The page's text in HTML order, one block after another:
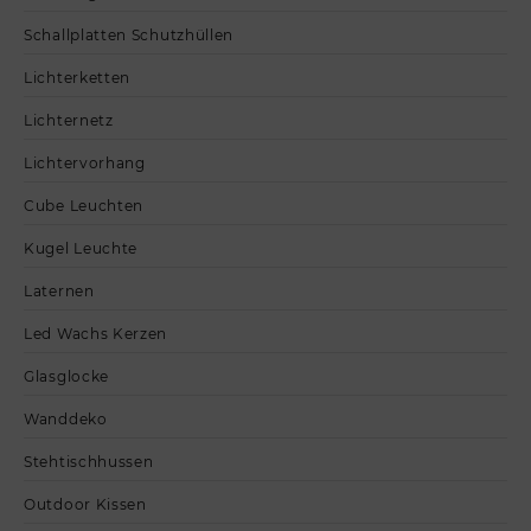
Schallplatten Schutzhüllen
Lichterketten
Lichternetz
Lichtervorhang
Cube Leuchten
Kugel Leuchte
Laternen
Led Wachs Kerzen
Glasglocke
Wanddeko
Stehtischhussen
Outdoor Kissen